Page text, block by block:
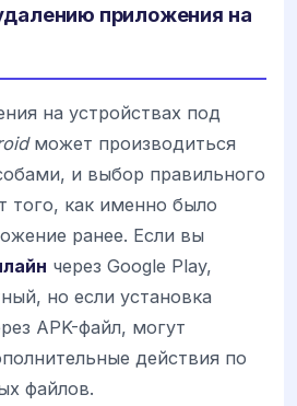
приложения на
на устройствах под
может производиться
и выбор правильного
того, как именно было
ранее. Если вы
через Google Play,
но если установка
APK-файл, могут
действия по
файлов.